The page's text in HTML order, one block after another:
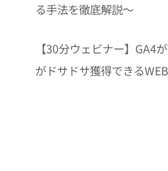
る手法を徹底解説〜
【30分ウェビナー】
がドサドサ獲得できる